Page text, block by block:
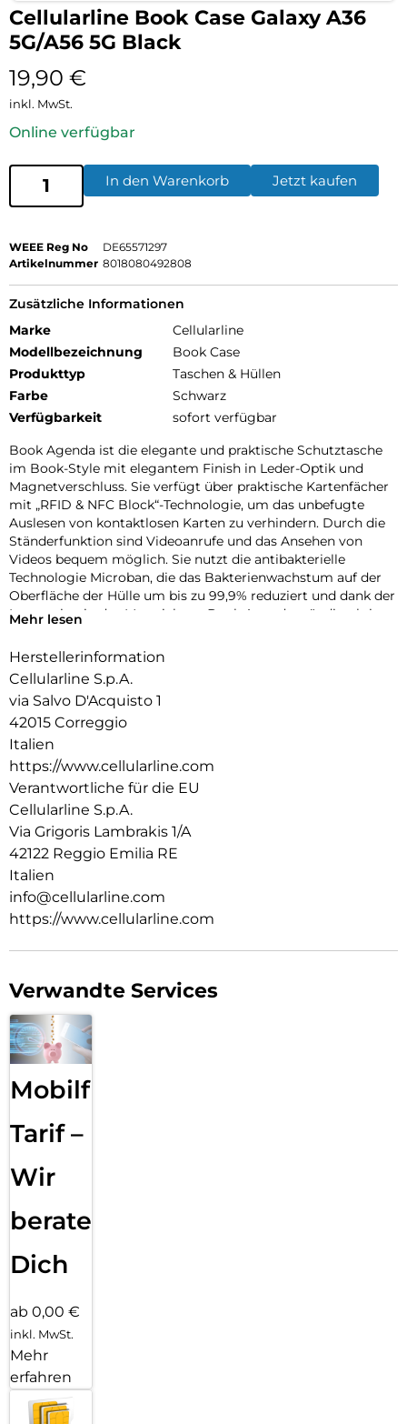
Cellularline Book Case Galaxy A36
5G/A56 5G Black
19,90 €
inkl. MwSt.
Online verfügbar
In den Warenkorb Jetzt kaufen
WEEE Reg No
DE65571297
Artikelnummer 8018080492808
Zusätzliche Informationen
Marke
Cellularline
Modellbezeichnung
Book Case
Produkttyp
Taschen & Hüllen
Farbe
Schwarz
Verfügbarkeit
sofort verfügbar
Book Agenda ist die elegante und praktische Schutztasche
im Book-Style mit elegantem Finish in Leder-Optik und
Magnetverschluss. Sie verfügt über praktische Kartenfächer
mit „RFID & NFC Block“-Technologie, um das unbefugte
Auslesen von kontaktlosen Karten zu verhindern. Durch die
Ständerfunktion sind Videoanrufe und das Ansehen von
Videos bequem möglich. Sie nutzt die antibakterielle
Technologie Microban, die das Bakterienwachstum auf der
Oberfläche der Hülle um bis zu 99,9% reduziert und dank der
Integration in das Material von Book Agenda ständig aktiv
Mehr lesen
Herstellerinformation
Cellularline S.p.A.
via Salvo D'Acquisto 1
42015 Correggio
Italien
https://www.cellularline.com
Verantwortliche für die EU
Cellularline S.p.A.
Via Grigoris Lambrakis 1/A
42122 Reggio Emilia RE
Italien
info@cellularline.com
https://www.cellularline.com
Verwandte Services
Mobilfunk
Tarif –
Wir
beraten
Dich
ab 0,00 €
inkl. MwSt.
Mehr
erfahren